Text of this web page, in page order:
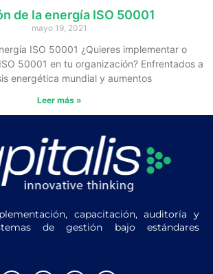
de la energía ISO 50001
mayo 19, 2021
ISO 50001 ¿Quieres implementar o
50001 en tu organización? Enfrentados a
energética mundial y aumentos
Leer más »
capacitación, auditoría y
de gestión bajo estándares